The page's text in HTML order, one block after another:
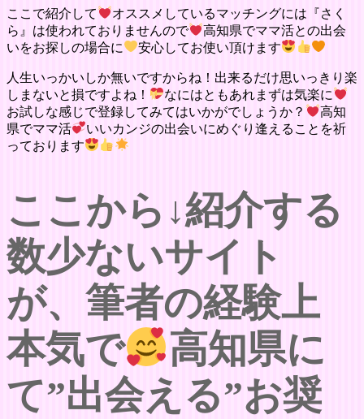
ここで紹介して
オススメしているマッチングには『さく
ら』は使われておりませんので
高知県でママ活との出会
いをお探しの場合に
安心してお使い頂けます
人生いっかいしか無いですからね！出来るだけ思いっきり楽
しまないと損ですよね！
なにはともあれまずは気楽に
お試しな感じで登録してみてはいかがでしょうか？
高知
県でママ活
いいカンジの出会いにめぐり逢えることを祈
っております
ここから↓紹介する
数少ないサイト
が、筆者の経験上
本気で
高知県に
て”出会える”お奨